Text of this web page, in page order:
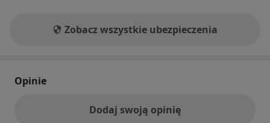
Zobacz wszystkie ubezpieczenia
Opinie
Dodaj swoją opinię